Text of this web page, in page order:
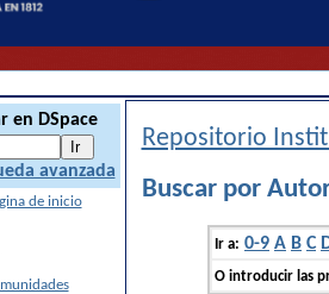
en DSpace
avanzada
de inicio
Repositorio
Buscar por
Ir a: 0-9 A B C
O introducir las